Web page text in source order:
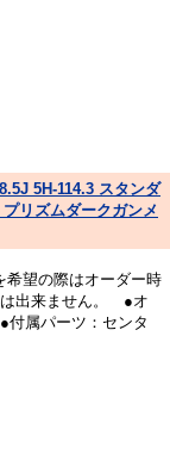
5H-114.3 スタンダ
リズムダークガンメ
希望の際はオーダー時
は出来ません。 ●オ
属パーツ：センタ